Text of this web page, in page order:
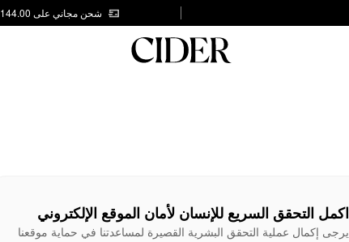
شحن مجاني على AED 144.00
اكمل التحقق السريع للإنسان لأمان الموقع الإلكتروني
يرجى إكمال عملية التحقق البشرية القصيرة لمساعدتنا في حماية موقعنا